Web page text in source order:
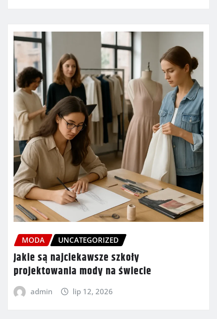
MODA UNCATEGORIZED
Jakie są najciekawsze szkoły
projektowania mody na świecie
admin lip 12, 2026